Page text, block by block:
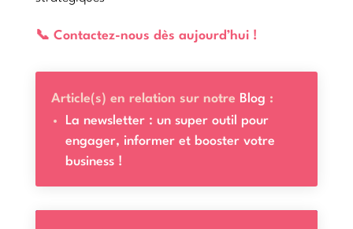
📞 Contactez-nous dès aujourd’hui !
Article(s) en relation sur notre Blog :
La newsletter : un super outil pour
engager, informer et booster votre
business !